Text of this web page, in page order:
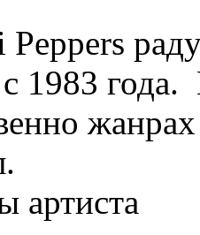
с 1983
артиста